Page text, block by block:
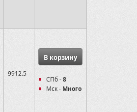
9912.5
В корзину
СПб -8
Мск - Много